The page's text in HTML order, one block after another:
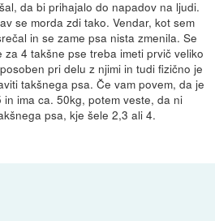
da bi prihajalo do napadov na ljudi.
se morda zdi tako. Vendar, kot sem
in se zame psa nista zmenila. Se
4 takšne pse treba imeti prvič veliko
pri delu z njimi in tudi fizično je
takšnega psa. Če vam povem, da je
ima ca. 50kg, potem veste, da ni
psa, kje šele 2,3 ali 4.